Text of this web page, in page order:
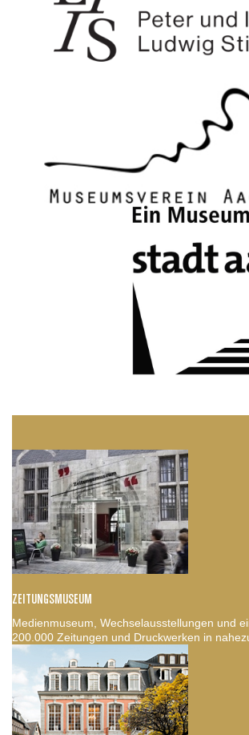
ZEITUNGSMUSEUM
Medienmuseum, Wechselausstellungen und
200.000 Zeitungen und Druckwerken in